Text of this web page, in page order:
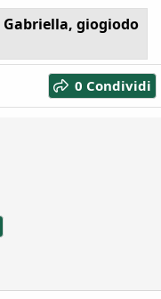
Gabriella, giogiodo
0 Condividi